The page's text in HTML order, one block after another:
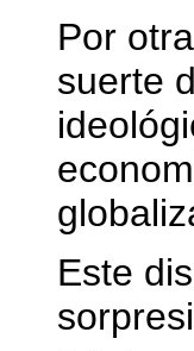
Por
suerte
Este